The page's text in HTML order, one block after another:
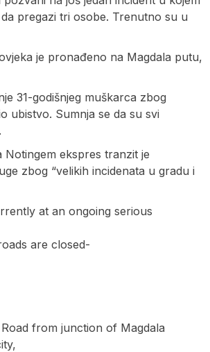
pregazi tri osobe. Trenutno su u
je pronađeno na Magdala putu,
31-godišnjeg muškarca zbog
ubistvo. Sumnja se da su svi
Notingem ekspres tranzit je
zbog “velikih incidenata u gradu i
at an ongoing serious
are closed-
from junction of Magdala